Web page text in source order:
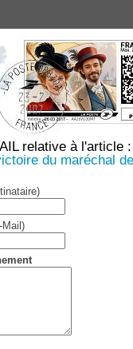
relative à l'article :
du maréchal de